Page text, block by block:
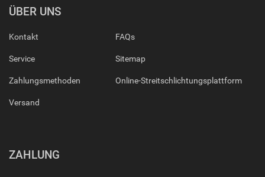
ÜBER UNS
Kontakt
Service
Zahlungsmethoden
Versand
FAQs
Sitemap
Online-Streitschlichtungsplattform
ZAHLUNG